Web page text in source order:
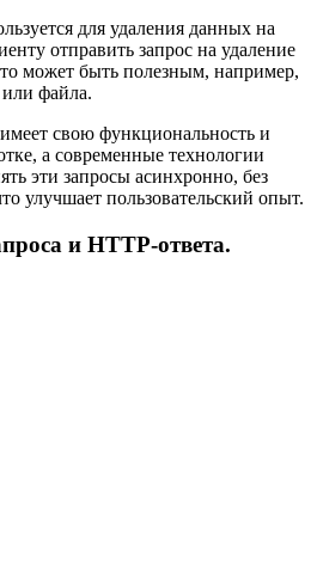
для удаления данных на
отправить запрос на удаление
может быть полезным, например,
файла.
свою функциональность и
а современные технологии
эти запросы асинхронно, без
улучшает пользовательский опыт.
и HTTP-ответа.